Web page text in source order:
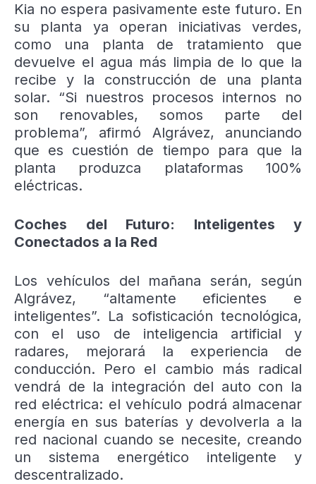
Kia no espera pasivamente este futuro. En
su planta ya operan iniciativas verdes,
como una planta de tratamiento que
devuelve el agua más limpia de lo que la
recibe y la construcción de una planta
solar. “Si nuestros procesos internos no
son renovables, somos parte del
problema”, afirmó Algrávez, anunciando
que es cuestión de tiempo para que la
planta produzca plataformas 100%
eléctricas.
Coches del Futuro: Inteligentes y
Conectados a la Red
Los vehículos del mañana serán, según
Algrávez, “altamente eficientes e
inteligentes”. La sofisticación tecnológica,
con el uso de inteligencia artificial y
radares, mejorará la experiencia de
conducción. Pero el cambio más radical
vendrá de la integración del auto con la
red eléctrica: el vehículo podrá almacenar
energía en sus baterías y devolverla a la
red nacional cuando se necesite, creando
un sistema energético inteligente y
descentralizado.